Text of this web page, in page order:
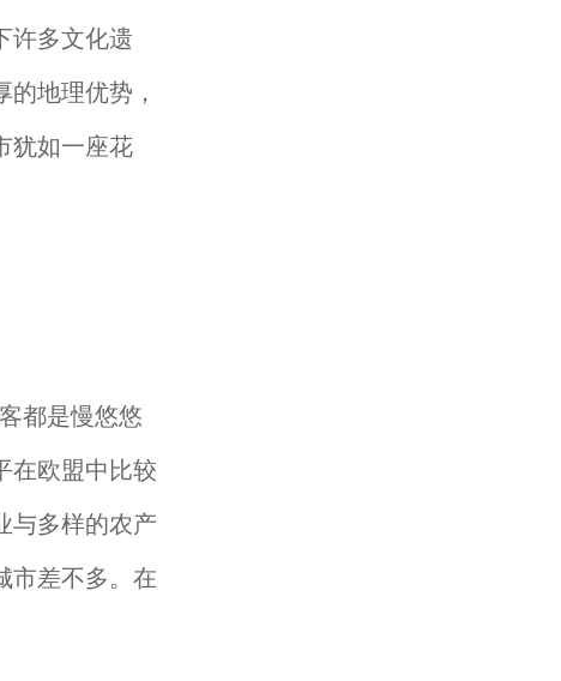
许多文化遗
地理优势，
犹如一座花
都是慢悠悠
在欧盟中比较
与多样的农产
市差不多。在